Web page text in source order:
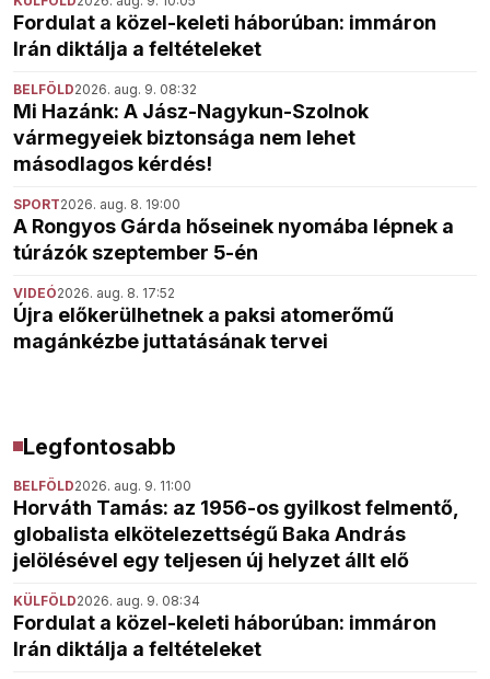
Fordulat a közel-keleti háborúban: immáron
Irán diktálja a feltételeket
BELFÖLD2026. aug. 9. 08:32
Mi Hazánk: A Jász-Nagykun-Szolnok
vármegyeiek biztonsága nem lehet
másodlagos kérdés!
SPORT2026. aug. 8. 19:00
A Rongyos Gárda hőseinek nyomába lépnek a
túrázók szeptember 5-én
VIDEÓ2026. aug. 8. 17:52
Újra előkerülhetnek a paksi atomerőmű
magánkézbe juttatásának tervei
Legfontosabb
BELFÖLD2026. aug. 9. 11:00
Horváth Tamás: az 1956-os gyilkost felmentő,
globalista elkötelezettségű Baka András
jelölésével egy teljesen új helyzet állt elő
KÜLFÖLD2026. aug. 9. 08:34
Fordulat a közel-keleti háborúban: immáron
Irán diktálja a feltételeket